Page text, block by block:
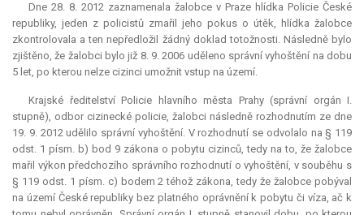
Dne 28. 8. 2012 zaznamenala žalobce v Praze hlídka Policie České
republiky, jeden z policistů zmařil jeho pokus o útěk, hlídka žalobce
zkontrolovala a ten nepředložil žádný doklad totožnosti. Následně bylo
zjištěno, že žalobci bylo již 8. 9. 2006 uděleno správní vyhoštění na dobu
5 let, po kterou nelze cizinci umožnit vstup na území.
Krajské ředitelství Policie hlavního města Prahy (správní orgán I.
stupně), odbor cizinecké policie, žalobci následně rozhodnutím ze dne
19. 9. 2012 udělilo správní vyhoštění. V rozhodnutí se odvolalo na § 119
odst. 1 písm. b) bod 9 zákona o pobytu cizinců, tedy na to, že žalobce
mařil výkon předchozího správního rozhodnutí o vyhoštění, v souběhu s
§ 119 odst. 1 písm. c) bodem 2 téhož zákona, tedy že žalobce pobýval
na území České republiky bez platného oprávnění k pobytu či víza, ač k